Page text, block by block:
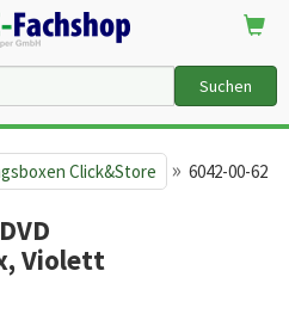
Suchen
Click&Store » 6042-00-62
Violett